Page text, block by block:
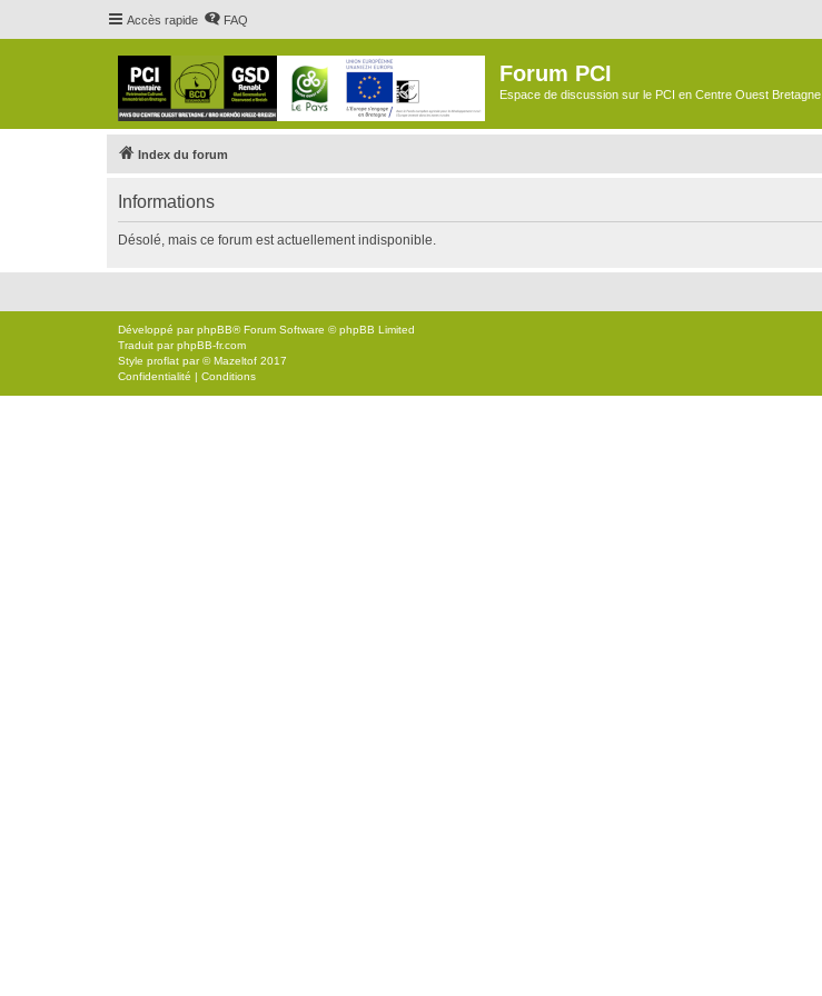
Accès rapide FAQ
Forum PCI
Espace de discussion sur le PCI en Centre Ouest Bretagne
Index du forum
Informations
Désolé, mais ce forum est actuellement indisponible.
Développé parphpBB® Forum Software © phpBB Limited
Traduit parphpBB-fr.com
Style proflat par ©Mazeltof 2017
Confidentialité | Conditions